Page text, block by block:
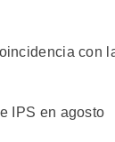
con
IPS en agosto